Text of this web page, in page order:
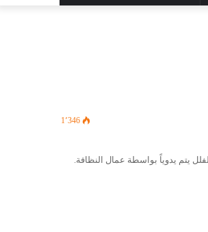
1٬346
يتم يدوياً بواسطة عمال النظافة.